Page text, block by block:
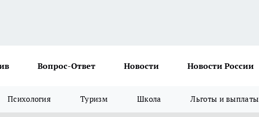
Вопрос-Ответ Новости Новости России
Психология Туризм Школа Льготы и выплаты